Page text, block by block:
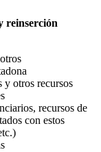
reinserción
y otros recursos
recursos de
con estos